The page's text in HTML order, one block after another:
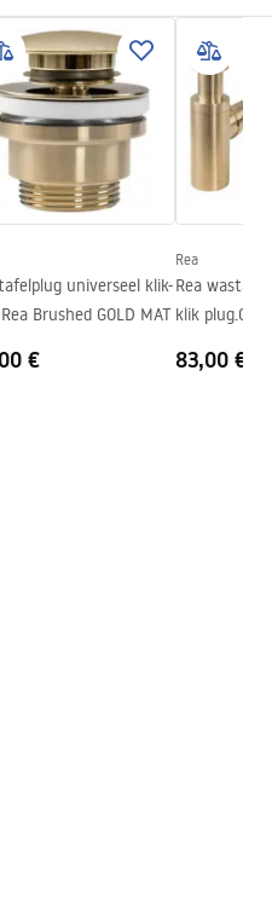
(composietsteen)
Wit, Steenlook
Mat
475mm
170mm
Niet-standaard
Nee
Nee
_5.pdf
universeel klik-
Brushed GOLD MAT
€
Rea
Rea
klik
83,00 €